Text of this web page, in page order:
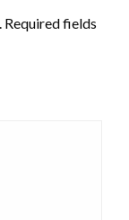
Required fields